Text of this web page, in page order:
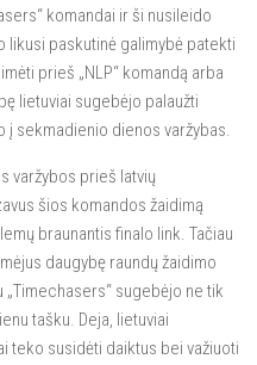
komandai ir ši nusileido
likusi paskutinė galimybė patekti
prieš „NLP“ komandą arba
lietuviai sugebėjo palaužti
į sekmadienio dienos varžybas.
varžybos prieš latvių
šios komandos žaidimą
braunantis finalo link. Tačiau
daugybę raundų žaidimo
sugebėjo ne tik
tašku. Deja, lietuviai
teko susidėti daiktus bei važiuoti